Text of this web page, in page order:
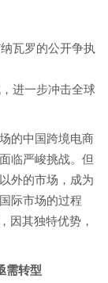
瓦罗的公开争执
进一步冲击全球
的中国跨境电商
临严峻挑战。但
外的市场，成为
际市场的过程
因其独特优势，
需转型